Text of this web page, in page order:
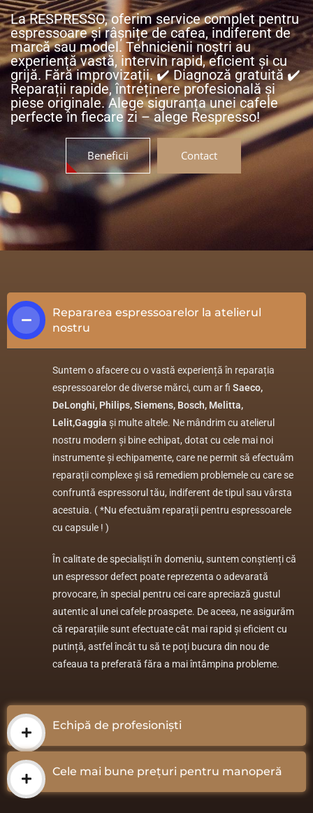
La RESPRESSO, oferim service complet pentru
espressoare și râșnițe de cafea, indiferent de
marcă sau model. Tehnicienii noștri au
experiență vastă, intervin rapid, eficient și cu
grijă. Fără improvizații. ✔️ Diagnoză gratuită ✔️
Reparații rapide, întreținere profesională și
piese originale. Alege siguranța unei cafele
perfecte în fiecare zi – alege Respresso!
Beneficii Contact
Repararea espressoarelor la atelierul
nostru
Suntem o afacere cu o vastă experiență în reparația
espressoarelor de diverse mărci, cum ar fi Saeco,
DeLonghi, Philips, Siemens, Bosch, Melitta,
Lelit,Gaggia și multe altele. Ne mândrim cu atelierul
nostru modern și bine echipat, dotat cu cele mai noi
instrumente și echipamente, care ne permit să efectuăm
reparații complexe și să remediem problemele cu care se
confruntă espressorul tău, indiferent de tipul sau vârsta
acestuia. ( *Nu efectuăm reparații pentru espressoarele
cu capsule ! )
În calitate de specialiști în domeniu, suntem conștienți că
un espressor defect poate reprezenta o adevarată
provocare, în special pentru cei care apreciază gustul
autentic al unei cafele proaspete. De aceea, ne asigurăm
că reparațiile sunt efectuate cât mai rapid și eficient cu
putință, astfel încât tu să te poți bucura din nou de
cafeaua ta preferată făra a mai întâmpina probleme.
Echipă de profesioniști
Cele mai bune prețuri pentru manoperă